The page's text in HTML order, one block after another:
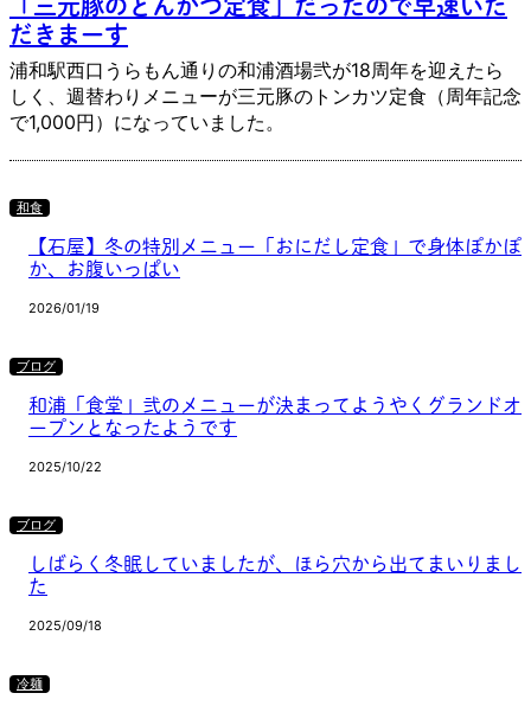
「三元豚のとんかつ定食」だったので早速いた
だきまーす
浦和駅西口うらもん通りの和浦酒場弐が18周年を迎えたら
しく、週替わりメニューが三元豚のトンカツ定食（周年記念
で1,000円）になっていました。
和食
【石屋】冬の特別メニュー「おにだし定食」で身体ぽかぽ
か、お腹いっぱい
2026/01/19
ブログ
和浦「食堂」弐のメニューが決まってようやくグランドオ
ープンとなったようです
2025/10/22
ブログ
しばらく冬眠していましたが、ほら穴から出てまいりまし
た
2025/09/18
冷麺